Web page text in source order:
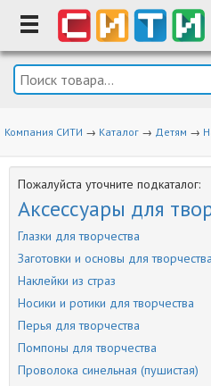
Компания СИТИ → Каталог → Детям →
Пожалуйста уточните подкаталог:
Аксессуары для
Глазки для творчества
Заготовки и основы для творчества
Наклейки из страз
Носики и ротики для творчества
Перья для творчества
Помпоны для творчества
Проволока синельная (пушистая)